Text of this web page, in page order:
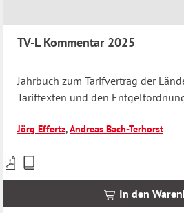
TV-L Kommentar 2025
Jahrbuch zum Tarifvertrag der
Tariftexten und den
Jörg Effertz,Andreas Bach-Terhorst
Preise
inkl.
In den